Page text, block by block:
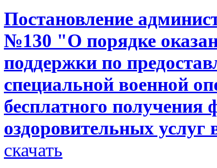
Постановление
№130 "О порядке
поддержки по
специальной военной
бесплатного получения
оздоровительных
скачать